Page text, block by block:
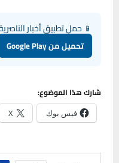
📱 حمل تطبيق أخبار
تحميل من Google Play
شارك هذا الموضوع:
فيس بوك X